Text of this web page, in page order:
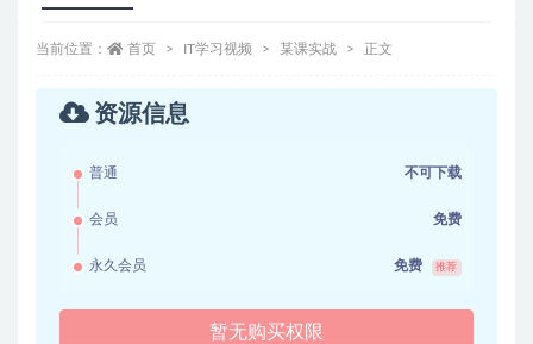
当前位置： 首页 IT学习视频 某课实战 正文
资源信息
普通 不可下载
会员 免费
永久会员 免费 推荐
暂无购买权限